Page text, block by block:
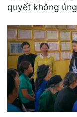
quyết không